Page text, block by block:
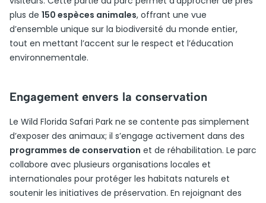
plus de 150 espèces animales, offrant une vue
d’ensemble unique sur la biodiversité du monde entier,
tout en mettant l’accent sur le respect et l’éducation
environnementale.
Engagement envers la conservation
Le Wild Florida Safari Park ne se contente pas simplement
d’exposer des animaux; il s’engage activement dans des
programmes de conservation et de réhabilitation. Le parc
collabore avec plusieurs organisations locales et
internationales pour protéger les habitats naturels et
soutenir les initiatives de préservation. En rejoignant des